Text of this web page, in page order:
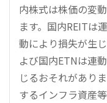
内株式は株価の変
ます。国内REITは
動により損失が生
よび国内ETNは連
じるおそれがあり
するインフラ資産